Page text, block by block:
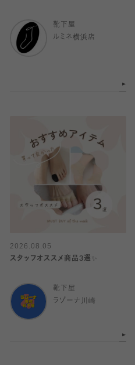
靴下屋
ルミネ横浜店
2026.08.05
スタッフオススメ商品3選✨
靴下屋
ラゾーナ川崎